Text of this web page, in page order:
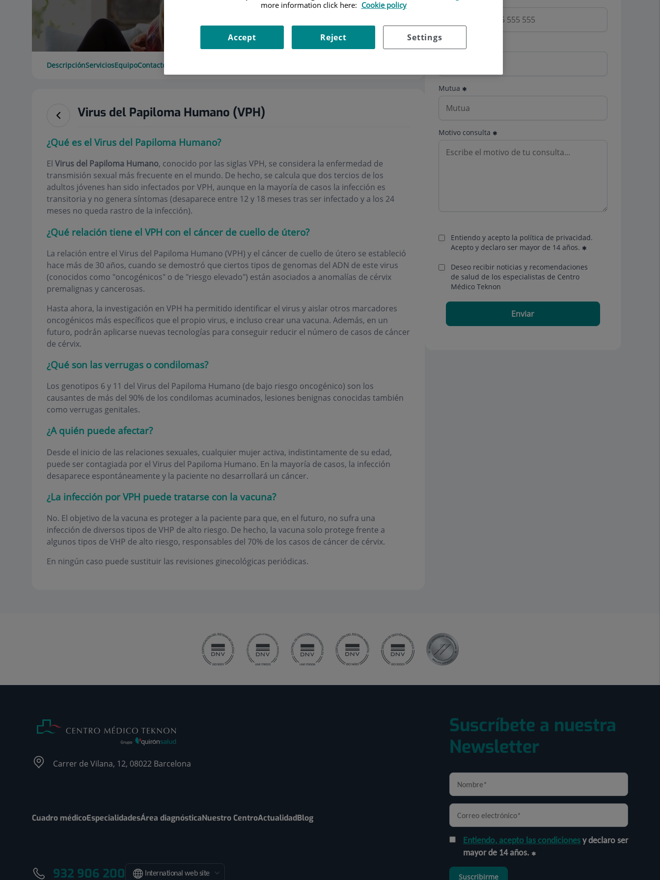
DescripciónServiciosEquipoContacto
Virus del Papiloma Humano (VPH)
¿Qué es el Virus del Papiloma Humano?
El Virus del Papiloma Humano, conocido por las siglas VPH, se considera la enfermedad de
transmisión sexual más frecuente en el mundo. De hecho, se calcula que dos tercios de los
adultos jóvenes han sido infectados por VPH, aunque en la mayoría de casos la infección es
transitoria y no genera síntomas (desaparece entre 12 y 18 meses tras ser infectado y a los 24
meses no queda rastro de la infección).
¿Qué relación tiene el VPH con el cáncer de cuello de útero?
La relación entre el Virus del Papiloma Humano (VPH) y el cáncer de cuello de útero se estableció
hace más de 30 años, cuando se demostró que ciertos tipos de genomas del ADN de este virus
(conocidos como "oncogénicos" o de "riesgo elevado") están asociados a anomalías de cérvix
premalignas y cancerosas.
Hasta ahora, la investigación en VPH ha permitido identificar el virus y aislar otros marcadores
oncogénicos más específicos que el propio virus, e incluso crear una vacuna. Además, en un
futuro, podrán aplicarse nuevas tecnologías para conseguir reducir el número de casos de cáncer
de cérvix.
¿Qué son las verrugas o condilomas?
Los genotipos 6 y 11 del Virus del Papiloma Humano (de bajo riesgo oncogénico) son los
causantes de más del 90% de los condilomas acuminados, lesiones benignas conocidas también
como verrugas genitales.
¿A quién puede afectar?
Desde el inicio de las relaciones sexuales, cualquier mujer activa, indistintamente de su edad,
puede ser contagiada por el Virus del Papiloma Humano. En la mayoría de casos, la infección
desaparece espontáneamente y la paciente no desarrollará un cáncer.
¿La infección por VPH puede tratarse con la vacuna?
No. El objetivo de la vacuna es proteger a la paciente para que, en el futuro, no sufra una
infección de diversos tipos de VHP de alto riesgo. De hecho, la vacuna solo protege frente a
algunos tipos de VHP de alto riesgo, responsables del 70% de los casos de cáncer de cérvix.
En ningún caso puede sustituir las revisiones ginecológicas periódicas.
Mutua
Motivo consulta
Entiendo y acepto la política de privacidad.
Acepto y declaro ser mayor de 14 años.
Deseo recibir noticias y recomendaciones
de salud de los especialistas de Centro
Médico Teknon
Enviar
Carrer de Vilana, 12, 08022 Barcelona
Cuadro médicoEspecialidadesÁrea diagnósticaNuestro CentroActualidadBlog
932 906 200 International web site
Suscríbete a nuestra
Newsletter
Entiendo, acepto las condicionesy declaro ser
mayor de 14 años.
Suscribirme
more information click here: Cookie policy
Settings
Reject
Accept